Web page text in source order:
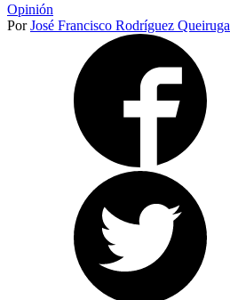
Opinión
PorJosé Francisco Rodríguez Queiruga